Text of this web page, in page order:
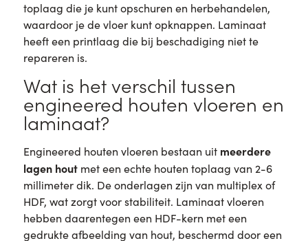
toplaag die je kunt opschuren en herbehandelen,
waardoor je de vloer kunt opknappen. Laminaat
heeft een printlaag die bij beschadiging niet te
repareren is.
Wat is het verschil tussen
engineered houten vloeren en
laminaat?
Engineered houten vloeren bestaan uit meerdere
lagen houtmet een echte houten toplaag van 2-6
millimeter dik. De onderlagen zijn van multiplex of
HDF, wat zorgt voor stabiliteit. Laminaat vloeren
hebben daarentegen een HDF-kern met een
gedrukte afbeelding van hout, beschermd door een